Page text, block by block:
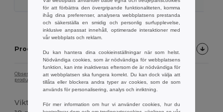
Snabb Leverans
Produktbeskrivning
Observera att på grund av skärmkalibrering kan det hända att färgen på
produktbilden inte exakt överensstämmer med den faktiska produktfärgen.
Vikt
för att förbättra den övergripande funktionaliteten, komma
ihåg dina preferenser, analysera webbplatsens prestanda
och säkerställa en smidig och personlig surfupplevelse,
inklusive anpassat innehåll, optimerade interaktioner med
vår webbplats och reklam.
Du kan hantera dina cookieinställningar när som helst.
Nödvändiga cookies, som är nödvändiga för webbplatsens
funktion, kan inte inaktiveras eftersom de är nödvändiga för
att webbplatsen ska fungera korrekt. Du kan dock välja att
tillåta eller blockera andra typer av cookies, som de som
används för personalisering, analys och inriktning.
För mer information om hur vi använder cookies, hur du